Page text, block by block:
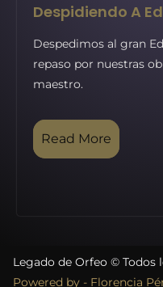
Despidiendo A
Despedimos al gran
repaso por nuestras
maestro.
Read More
Legado de Orfeo © Todos
Powered by - Florencia